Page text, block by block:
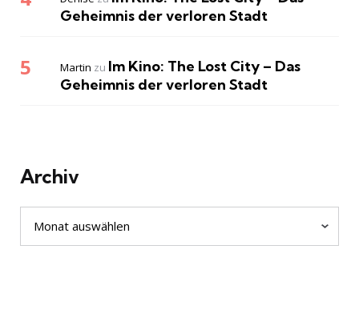
Geheimnis der verloren Stadt
Martin zu Im Kino: The Lost City – Das
Geheimnis der verloren Stadt
Archiv
Archiv